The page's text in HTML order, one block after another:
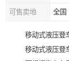
可售卖地 全国
移动式液压登
移动式液压登